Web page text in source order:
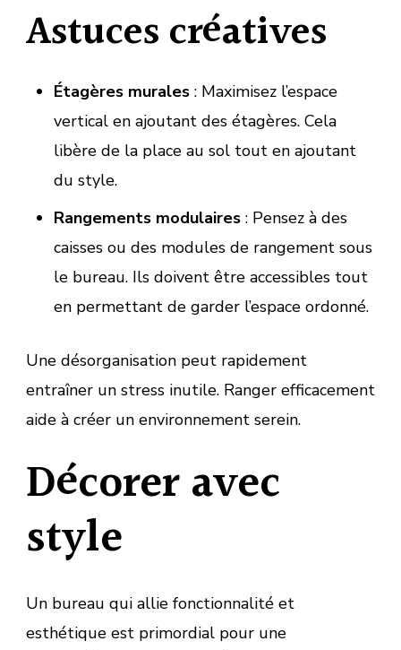
Astuces créatives
Étagères murales: Maximisez l’espace
vertical en ajoutant des étagères. Cela
libère de la place au sol tout en ajoutant
du style.
Rangements modulaires: Pensez à des
caisses ou des modules de rangement sous
le bureau. Ils doivent être accessibles tout
en permettant de garder l’espace ordonné.
Une désorganisation peut rapidement
entraîner un stress inutile. Ranger efficacement
aide à créer un environnement serein.
Décorer avec
style
Un bureau qui allie fonctionnalité et
esthétique est primordial pour une